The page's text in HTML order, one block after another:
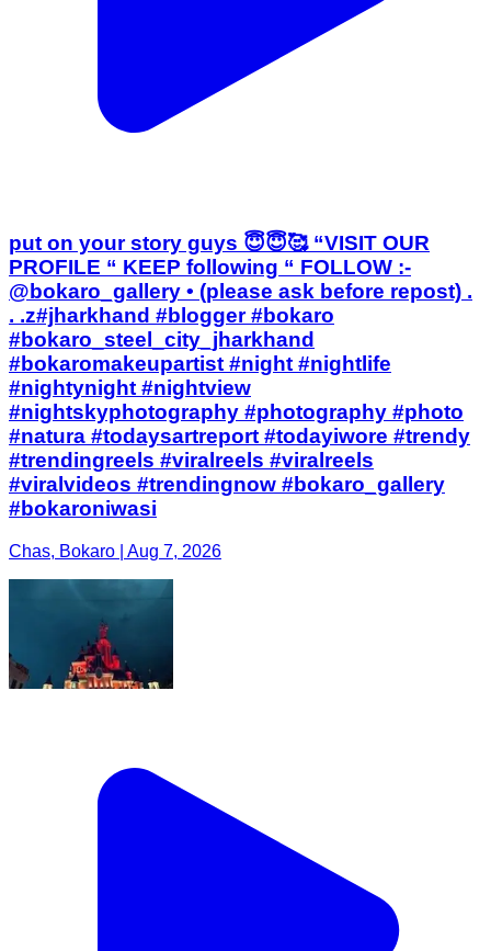
put on your story guys 😇😇🥰 “VISIT OUR
PROFILE “ KEEP following “ FOLLOW :-
@bokaro_gallery • (please ask before repost) .
. .z#jharkhand #blogger #bokaro
#bokaro_steel_city_jharkhand
#bokaromakeupartist #night #nightlife
#nightynight #nightview
#nightskyphotography #photography #photo
#natura #todaysartreport #todayiwore #trendy
#trendingreels #viralreels #viralreels
#viralvideos #trendingnow #bokaro_gallery
#bokaroniwasi
Chas, Bokaro | Aug 7, 2026